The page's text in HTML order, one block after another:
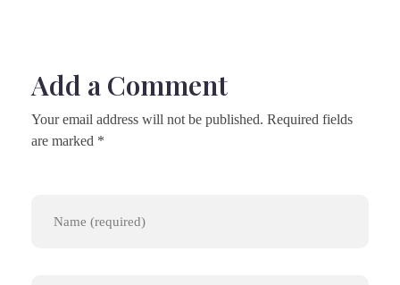
Add a Comment
Your email address will not be published. Required fields
are marked *